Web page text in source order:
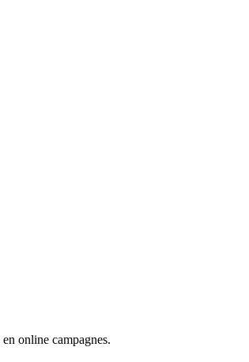
online campagnes.